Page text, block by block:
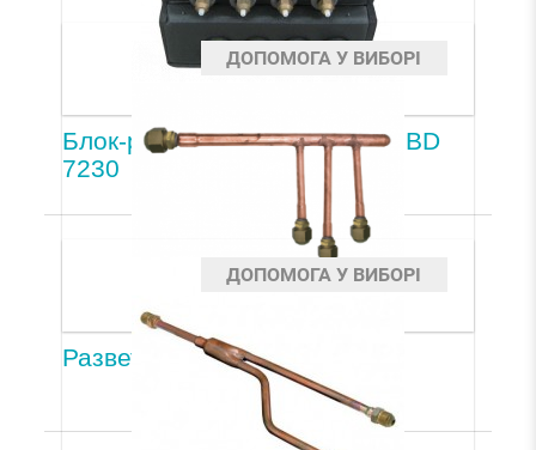
Блок-распределитель LG PMBD
7230
Разветвитель LG PMBL 1203
ДОПОМОГА У ВИБОРІ
ДОПОМОГА У ВИБОРІ